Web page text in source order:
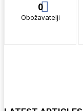
0
Obožavatelji